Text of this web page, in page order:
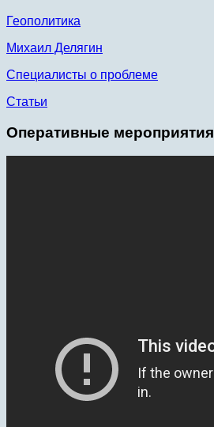
Геополитика
Михаил Делягин
Специалисты о проблеме
Статьи
Оперативные мероприятия